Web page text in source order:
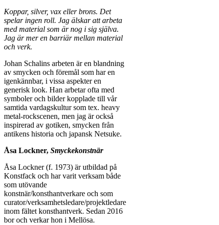
Koppar, silver, vax eller brons. Det
spelar ingen roll. Jag älskar att arbeta
med material som är nog i sig själva.
Jag är mer en barriär mellan material
och verk.
Johan Schalins arbeten är en blandning
av smycken och föremål som har en
igenkännbar, i vissa aspekter en
generisk look. Han arbetar ofta med
symboler och bilder kopplade till vår
samtida vardagskultur som tex. heavy
metal-rockscenen, men jag är också
inspirerad av gotiken, smycken från
antikens historia och japansk Netsuke.
Åsa Lockner, Smyckekonstnär
Åsa Lockner (f. 1973) är utbildad på
Konstfack och har varit verksam både
som utövande
konstnär/konsthantverkare och som
curator/verksamhetsledare/projektledare
inom fältet konsthantverk. Sedan 2016
bor och verkar hon i Mellösa.